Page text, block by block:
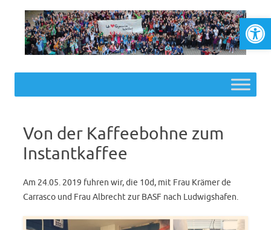
Von der Kaffeebohne zum
Instantkaffee
Am 24.05. 2019 fuhren wir, die 10d, mit Frau Krämer de
Carrasco und Frau Albrecht zur BASF nach Ludwigshafen.